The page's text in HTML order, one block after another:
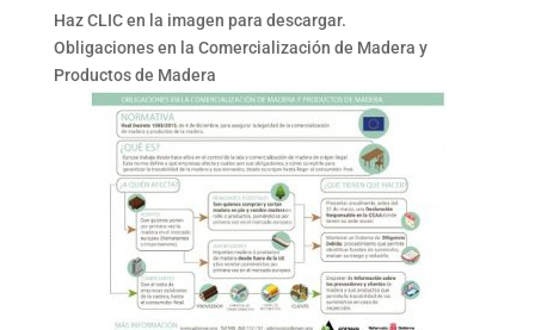
Haz CLIC en la imagen para descargar.
Obligaciones en la Comercialización de Madera y
Productos de Madera